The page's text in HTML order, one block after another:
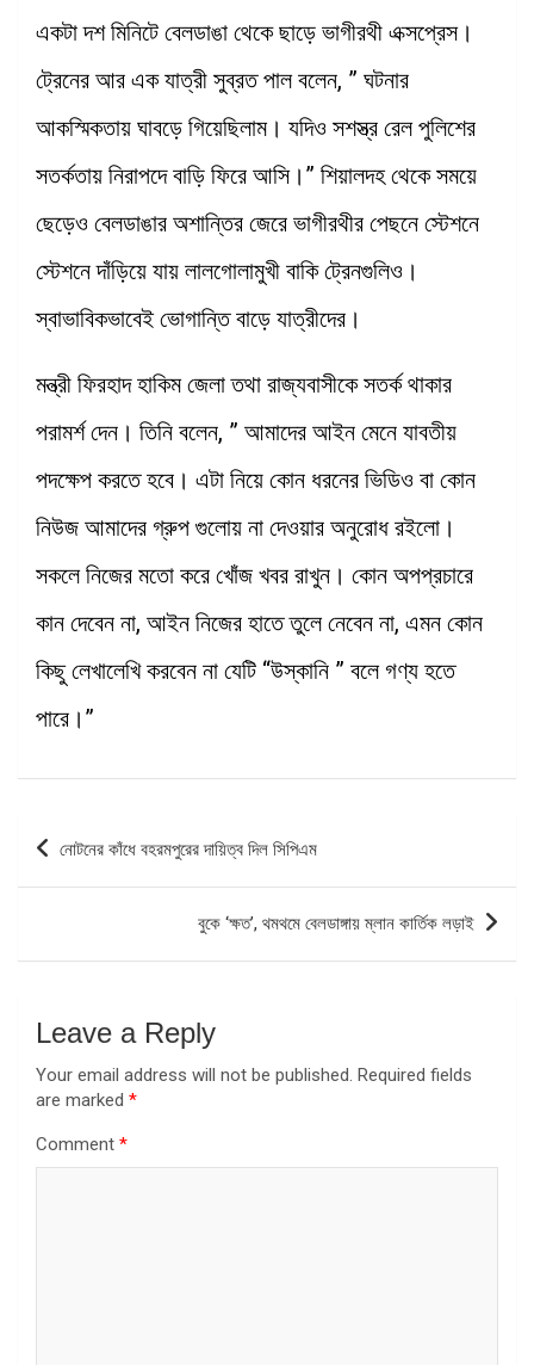
একটা দশ মিনিটে বেলডাঙা থেকে ছাড়ে ভাগীরথী এক্সপ্রেস।
ট্রেনের আর এক যাত্রী সুব্রত পাল বলেন, ” ঘটনার
আকস্মিকতায় ঘাবড়ে গিয়েছিলাম। যদিও সশস্ত্র রেল পুলিশের
সতর্কতায় নিরাপদে বাড়ি ফিরে আসি।” শিয়ালদহ থেকে সময়ে
ছেড়েও বেলডাঙার অশান্তির জেরে ভাগীরথীর পেছনে স্টেশনে
স্টেশনে দাঁড়িয়ে যায় লালগোলামুখী বাকি ট্রেনগুলিও।
স্বাভাবিকভাবেই ভোগান্তি বাড়ে যাত্রীদের।
মন্ত্রী ফিরহাদ হাকিম জেলা তথা রাজ্যবাসীকে সতর্ক থাকার
পরামর্শ দেন। তিনি বলেন, ” আমাদের আইন মেনে যাবতীয়
পদক্ষেপ করতে হবে। এটা নিয়ে কোন ধরনের ভিডিও বা কোন
নিউজ আমাদের গ্রুপ গুলোয় না দেওয়ার অনুরোধ রইলো।
সকলে নিজের মতো করে খোঁজ খবর রাখুন। কোন অপপ্রচারে
কান দেবেন না, আইন নিজের হাতে তুলে নেবেন না, এমন কোন
কিছু লেখালেখি করবেন না যেটি “উস্কানি ” বলে গণ্য হতে
পারে।”
Post
নোটনের কাঁধে বহরমপুরের দায়িত্ব দিল সিপিএম
বুকে ‘ক্ষত’, থমথমে বেলডাঙ্গায় ম্লান কার্তিক লড়াই
Leave a Reply
Your email address will not be published. Required fields
are marked *
Comment *